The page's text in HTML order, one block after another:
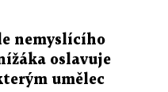
nemyslícího
oslavuje
umělec